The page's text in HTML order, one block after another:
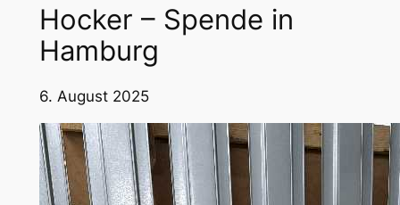
Hocker – Spende in
Hamburg
6. August 2025